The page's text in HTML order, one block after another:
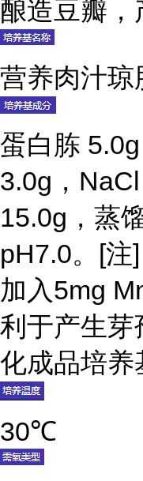
酿造豆瓣，
营养肉汁琼
蛋白胨
3.0g，
15.0g，蒸
pH7.0。[注
加入5mg
利于产生芽
化成品培养
30℃